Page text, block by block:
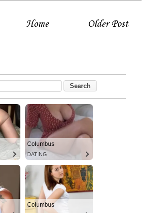
Older Post
Home
Columbus
DATING
Columbus